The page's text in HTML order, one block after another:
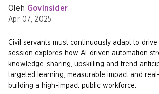
Oleh GovInsider
Apr 07, 2025
Civil servants must continuously adapt to
session explores how AI-driven automation
knowledge-sharing, upskilling and trend
targeted learning, measurable impact and
building a high-impact public workforce.